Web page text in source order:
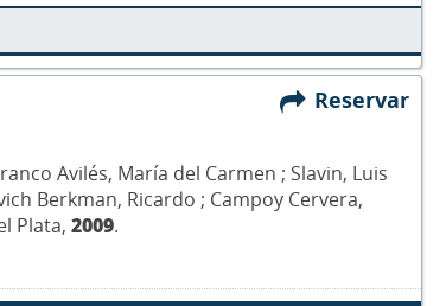
Reservar
Avilés, María del Carmen ; Slavin, Luis
Berkman, Ricardo ; Campoy Cervera,
Plata, 2009.